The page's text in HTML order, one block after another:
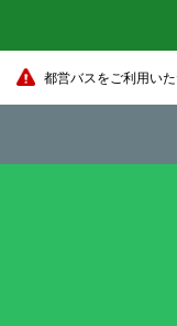
都営バスをご利用い